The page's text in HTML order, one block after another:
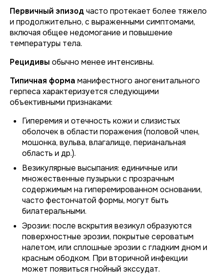
Первичный эпизод часто протекает более тяжело
и продолжительно, с выраженными симптомами,
включая общее недомогание и повышение
температуры тела.
Рецидивы обычно менее интенсивны.
Типичная форма манифестного аногенитального
герпеса характеризуется следующими
объективными признаками:
Гиперемия и отечность кожи и слизистых
оболочек в области поражения (половой член,
мошонка, вульва, влагалище, перианальная
область и др.).
Везикулярные высыпания: единичные или
множественные пузырьки с прозрачным
содержимым на гиперемированном основании,
часто фестончатой формы, могут быть
билатеральными.
Эрозии: после вскрытия везикул образуются
поверхностные эрозии, покрытые сероватым
налетом, или сплошные эрозии с гладким дном и
красным ободком. При вторичной инфекции
может появиться гнойный экссудат.